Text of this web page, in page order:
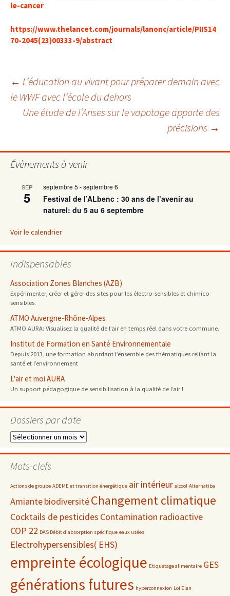
le-cancer
https://www.thelancet.com/journals/lanonc/article/PIIS14
70-2045(23)00333-9/abstract
Navigation
des
articles
← L’éducation au vivant pour préparer demain avec
le WWF avec l’école du dehors
Une étude de l’Anses sur le vapotage apporte des
précisions →
Évènements à venir
SEP
5
septembre 5 -septembre 6
Festival de l’ALbenc : 30 ans de l’avenir au
naturel: du 5 au 6 septembre
Voir le calendrier
Indispensables
Association Zones Blanches (AZB)
Expérimenter, créer et gérer des sites pour les électro-sensibles et chimico-
sensibles.
ATMO Auvergne-Rhône-Alpes
ATMO AURA: Visualisez la qualité de l’air en temps réel dans votre commune.
Institut de Formation en Santé Environnementale
Depuis 2013, une formation abordant l’ensemble des thématiques reliant la
santé et l’environnement
L'air et moi AURA
Un support pédagogique de sensibilisation à la qualité de l’air !
Dossiers par date
Dossiers
date
Mots-clefs
Actions de groupe ADEME et transition énergétique air intérieur alcool Alternatiba
AmiantebiodiversitéChangement climatique
Cocktails de pesticides Contamination radioactive
COP 22 DAS Débit d'absorption spécifique eaux usées
Electrohypersensibles( EHS)
empreinte écologique Etiquetage alimentaire GES
générations futures hyperconnexion Loi Elan